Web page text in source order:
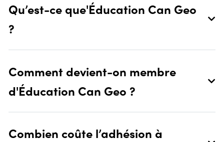
Qu’est-ce que'Éducation Can Geo
?
Comment devient-on membre
d'Éducation Can Geo ?
Combien coûte l’adhésion à